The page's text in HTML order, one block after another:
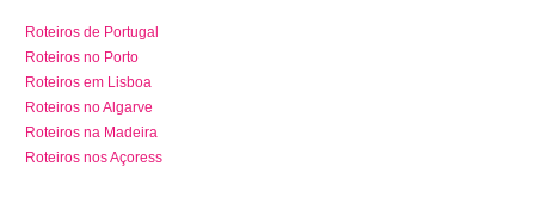
Roteiros de Portugal
Roteiros no Porto
Roteiros em Lisboa
Roteiros no Algarve
Roteiros na Madeira
Roteiros nos Açoress